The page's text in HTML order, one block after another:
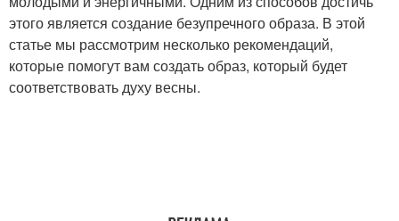
этого является создание безупречного образа. В этой
статье мы рассмотрим несколько рекомендаций,
которые помогут вам создать образ, который будет
соответствовать духу весны.